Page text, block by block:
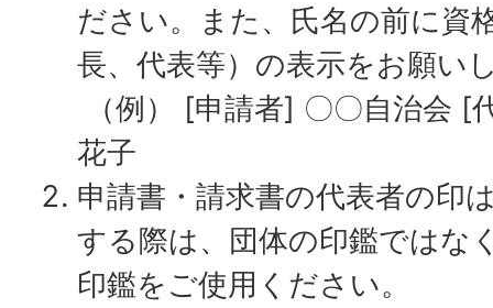
ださい。また、氏名の前に資
長、代表等）の表示をお願い
（例） [申請者] 〇〇自治会 [
花子
申請書・請求書の代表者の印
する際は、団体の印鑑ではな
印鑑をご使用ください。